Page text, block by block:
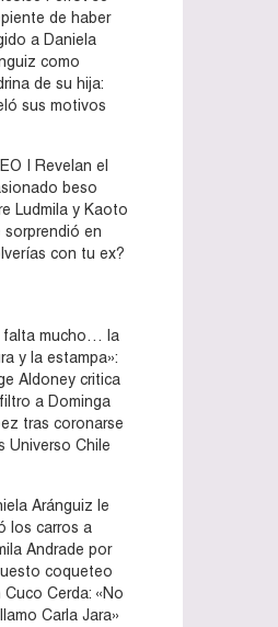
de haber
a Daniela
como
de su hija:
sus motivos
| Revelan el
beso
Ludmila y Kaoto
sorprendió en
con tu ex?
falta mucho… la
y la estampa»:
Aldoney critica
a Dominga
tras coronarse
Universo Chile
Aránguiz le
los carros a
Andrade por
coqueteo
Cuco Cerda: «No
Carla Jara»